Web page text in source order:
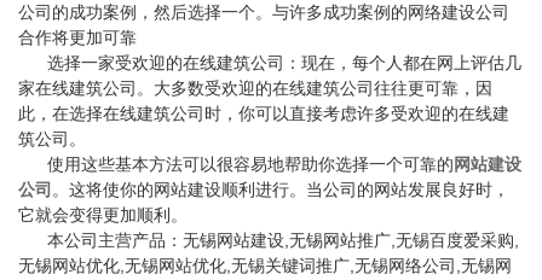
公司的成功案例，然后选择一个。与许多成功案例的网络建设公司
合作将更加可靠
选择一家受欢迎的在线建筑公司：现在，每个人都在网上评估几
家在线建筑公司。大多数受欢迎的在线建筑公司往往更可靠，因
此，在选择在线建筑公司时，你可以直接考虑许多受欢迎的在线建
筑公司。
使用这些基本方法可以很容易地帮助你选择一个可靠的网站建设
公司 。这将使你的网站建设顺利进行。当公司的网站发展良好时，
它就会变得更加顺利。
本公司主营产品：无锡网站建设,无锡网站推广,无锡百度爱采购,
无锡网站优化,无锡网站优化,无锡关键词推广,无锡网络公司,无锡网